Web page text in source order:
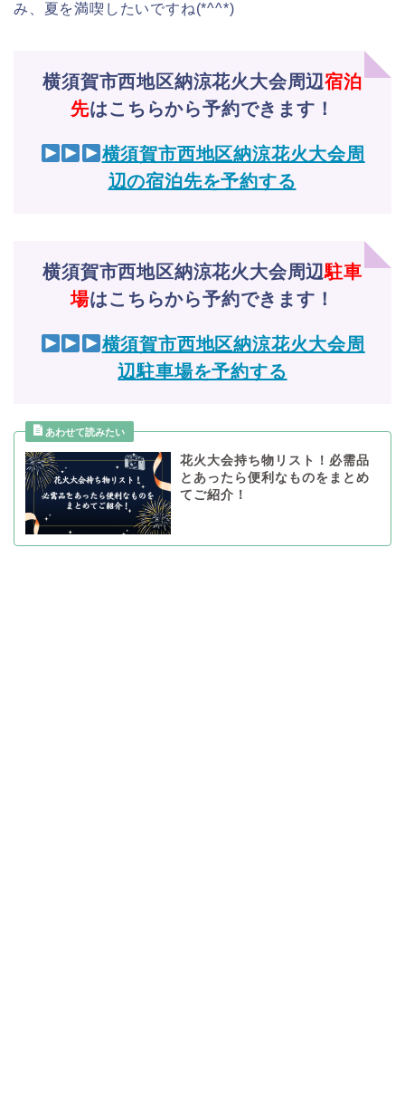
み、夏を満喫したいですね(*^^*)
横須賀市西地区納涼花火大会周辺宿泊
先はこちらから予約できます！
横須賀市西地区納涼花火大会周
辺の宿泊先を予約する
横須賀市西地区納涼花火大会周辺駐車
場はこちらから予約できます！
横須賀市西地区納涼花火大会周
辺駐車場を予約する
花火大会持ち物リスト！必需品
とあったら便利なものをまとめ
てご紹介！